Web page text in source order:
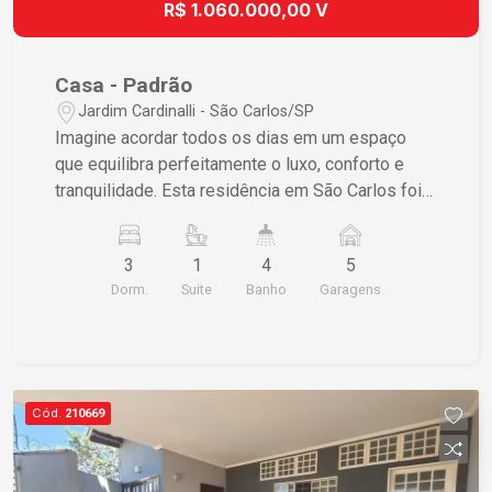
R$ 1.060.000,00 V
Casa - Padrão
Jardim Cardinalli - São Carlos/SP
Imagine acordar todos os dias em um espaço
que equilibra perfeitamente o luxo, conforto e
tranquilidade. Esta residência em São Carlos foi
uma experiência de vida incomparável, situada
em uma região altamente valorizada.
Características do Imóvel ? 3 dormitórios,
madeira nos quartos, garantindo uma estética de
alto padrão e conforto ? Área gourmet espaçosa,
perfeita para receber amigos e celebrar
momentos especiais ? 5 vagas de garagem,
3
Dorm.
1
Suite
4
Banho
5
Garagens
Cód. 210669